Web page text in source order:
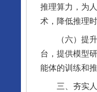
推理算力，为
术，降低推理
（六）提升
台，提供模型
能体的训练和
三、夯实人